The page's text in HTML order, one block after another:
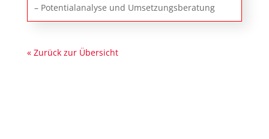
– Potentialanalyse und Umsetzungsberatung
« Zurück zur Übersicht